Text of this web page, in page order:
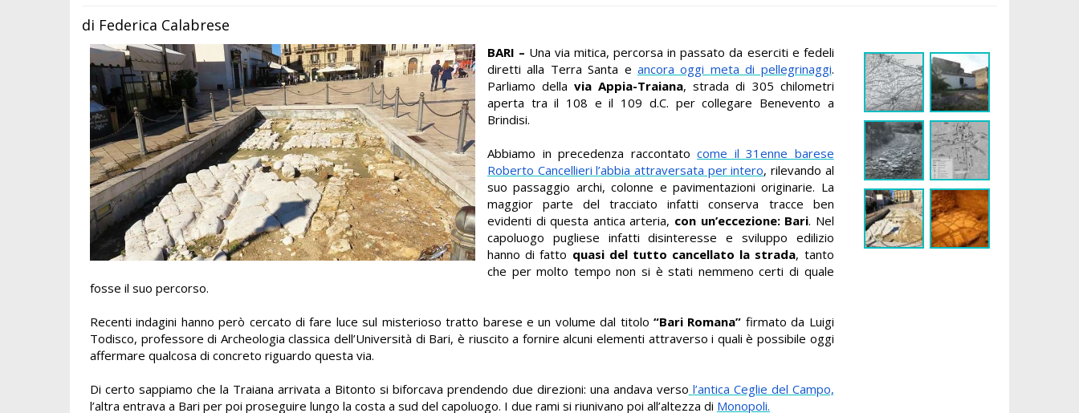
di Federica Calabrese
BARI – Una via mitica, percorsa in passato da eserciti e fedeli
diretti alla Terra Santa eancora oggi meta di pellegrinaggi.
Parliamo dellavia Appia-Traiana, strada di 305 chilometri
aperta tra il 108 e il 109 d.C. per collegare Benevento a
Brindisi.
Abbiamo in precedenza raccontatocome il 31enne barese
Roberto Cancellieri l’abbia attraversata per intero, rilevando al
suo passaggio archi, colonne e pavimentazioni originarie. La
maggior parte del tracciato infatti conserva tracce ben
evidenti di questa antica arteria, con un’eccezione: Bari. Nel
capoluogo pugliese infatti disinteresse e sviluppo edilizio
hanno di fatto quasi del tutto cancellato la strada, tanto
che per molto tempo non si è stati nemmeno certi di quale
fosse il suo percorso.
Recenti indagini hanno però cercato di fare luce sul misterioso tratto barese e un volume dal titolo“Bari Romana” firmato da Luigi
Todisco, professore di Archeologia classica dell’Università di Bari, è riuscito a fornire alcuni elementi attraverso i quali è possibile oggi
affermare qualcosa di concreto riguardo questa via.
Di certo sappiamo che la Traiana arrivata a Bitonto si biforcava prendendo due direzioni: una andava verso l’antica Ceglie del Campo,
l’altra entrava a Bari per poi proseguire lungo la costa a sud del capoluogo. I due rami si riunivano poi all’altezza di Monopoli.